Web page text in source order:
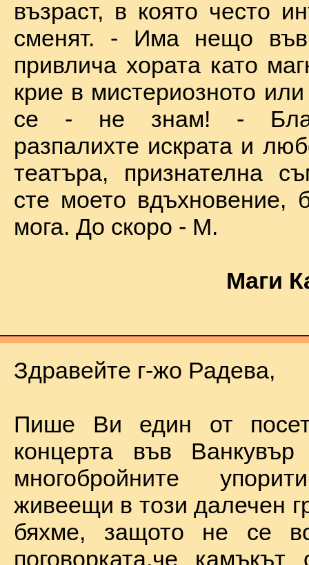
възраст, в която често
сменят. - Има нещо във
привлича хората като
крие в мистериозното
се - не знам! -
разпалихте искрата и
театъра, признателна
сте моето вдъхновение,
мога. До скоро - М.
Маги
Здравейте г-жо Радева,
Пише Ви един от
концерта във
многобройните
живеещи в този далечен
бяхме, защото не се
поговорката,че